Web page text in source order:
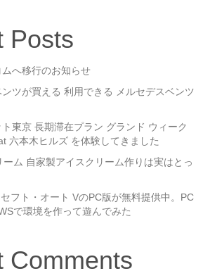
Posts
へ移行のお知らせ
ツが買える 利用できる メルセデスベンツ
東京 長期滞在プラン グランド ウィーク
六本木ヒルズ を体験してきました
ム 自家製アイスクリーム作りは実はとっ
フト・オート VのPC版が無料提供中。PC
で環境を作って遊んでみた
Comments